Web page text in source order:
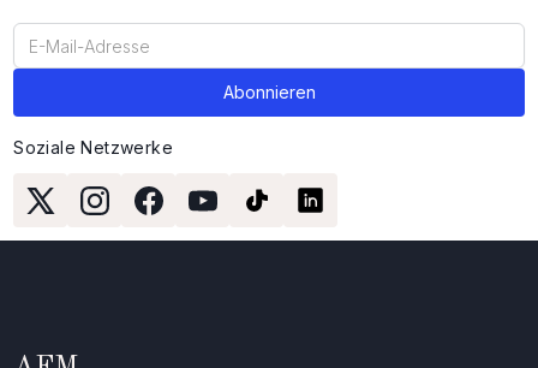
Soziale Netzwerke